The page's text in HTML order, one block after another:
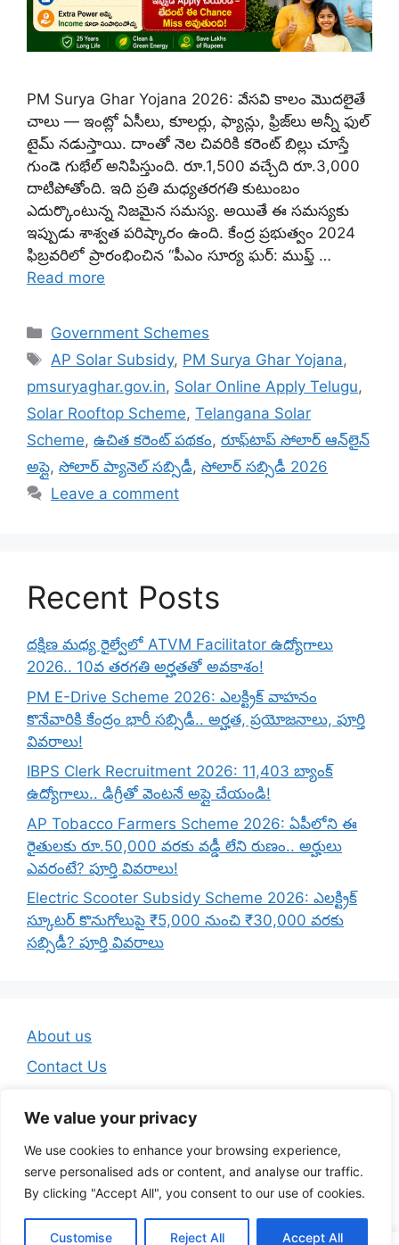
We value your privacy
We use cookies to enhance your browsing experience,
serve personalised ads or content, and analyse our traffic.
By clicking "Accept All", you consent to our use of cookies.
Customise Reject All Accept All
PM Surya Ghar Yojana 2026: వేసవి కాలం మొదలైతే
చాలు — ఇంట్లో ఏసీలు, కూలర్లు, ఫ్యాన్లు, ఫ్రిజ్‌లు అన్నీ ఫుల్
టైమ్ నడుస్తాయి. దాంతో నెల చివరికి కరెంట్ బిల్లు చూస్తే
గుండె గుభేల్ అనిపిస్తుంది. రూ.1,500 వచ్చేది రూ.3,000
దాటిపోతోంది. ఇది ప్రతి మధ్యతరగతి కుటుంబం
ఎదుర్కొంటున్న నిజమైన సమస్య. అయితే ఈ సమస్యకు
ఇప్పుడు శాశ్వత పరిష్కారం ఉంది. కేంద్ర ప్రభుత్వం 2024
ఫిబ్రవరిలో ప్రారంభించిన “పీఎం సూర్య ఘర్: ముఫ్త్ …
Read more
Categories
Government Schemes
Tags
AP Solar Subsidy, PM Surya Ghar Yojana,
pmsuryaghar.gov.in, Solar Online Apply Telugu,
Solar Rooftop Scheme, Telangana Solar
Scheme, ఉచిత కరెంట్ పథకం, రూఫ్‌టాప్ సోలార్ ఆన్‌లైన్
అప్లై, సోలార్ ప్యానెల్ సబ్సిడీ, సోలార్ సబ్సిడీ 2026
Leave a comment
Recent Posts
దక్షిణ మధ్య రైల్వేలో ATVM Facilitator ఉద్యోగాలు
2026.. 10వ తరగతి అర్హతతో అవకాశం!
PM E-Drive Scheme 2026: ఎలక్ట్రిక్ వాహనం
కొనేవారికి కేంద్రం భారీ సబ్సిడీ.. అర్హత, ప్రయోజనాలు, పూర్తి
వివరాలు!
IBPS Clerk Recruitment 2026: 11,403 బ్యాంక్
ఉద్యోగాలు.. డిగ్రీతో వెంటనే అప్లై చేయండి!
AP Tobacco Farmers Scheme 2026: ఏపీలోని ఈ
రైతులకు రూ.50,000 వరకు వడ్డీ లేని రుణం.. అర్హులు
ఎవరంటే? పూర్తి వివరాలు!
Electric Scooter Subsidy Scheme 2026: ఎలక్ట్రిక్
స్కూటర్ కొనుగోలుపై ₹5,000 నుంచి ₹30,000 వరకు
సబ్సిడీ? పూర్తి వివరాలు
About us
Contact Us
Privacy Policy
Terms And Conditions
© 2026 Telugu Jobs Guru - Latest Telugu Job Updates
• Built withGeneratePress